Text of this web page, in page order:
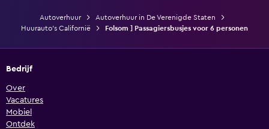
Autoverhuur
Autoverhuur in De Verenigde Staten
Huurauto's Californië
Folsom ] Passagiersbusjes voor 6 personen
Bedrijf
Over
Vacatures
Mobiel
Ontdek